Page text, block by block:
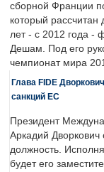
сборной Франции
который
лет - с 2012 года -
Дешам. Под его
чемпионат мира
Глава FIDE
санкций ЕС
Президент
Аркадий
должность.
будет его